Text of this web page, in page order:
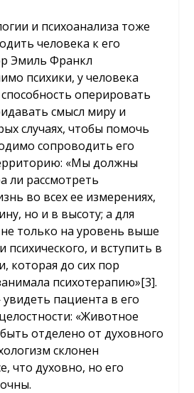
и психоанализа тоже
человека к его
Эмиль Франкл
психики, у человека
способность оперировать
смысл миру и
случаях, чтобы помочь
сопроводить его
«Мы должны
ли рассмотреть
во всех ее измерениях,
но и в высоту; а для
не только на уровень выше
психического, и вступить в
которая до сих пор
психотерапию»[3].
пациента в его
«Животное
отделено от духовного
склонен
что духовно, но его